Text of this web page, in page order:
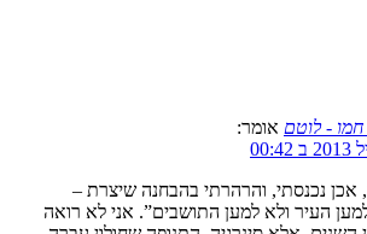
- לוטם אומר:
אכן נכנסתי, והרהרתי בהבחנה שיצרת –
העיר ולא למען התושבים”. אני לא רואה